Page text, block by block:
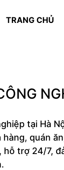
TRANG CHỦ
tại Hà
quán
trợ 24/7,